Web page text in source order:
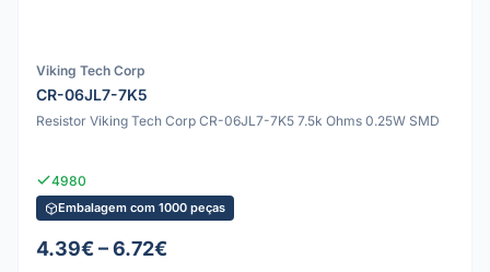
Viking Tech Corp
CR-06JL7-7K5
Resistor Viking Tech Corp CR-06JL7-7K5 7.5k Ohms 0.25W SMD
4980
Embalagem com 1000 peças
4.39€ – 6.72€